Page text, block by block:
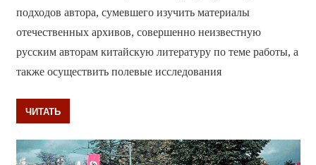
подходов автора, сумевшего изучить материалы
отечественных архивов, совершенно неизвестную
русским авторам китайскую литературу по теме работы, а
также осуществить полевые исследования
ЧИТАТЬ